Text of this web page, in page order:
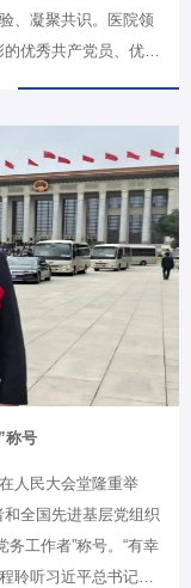
、凝聚共识。医院领
优秀共产党员、优秀
中指出，2026年是“十
化进入关键期。值此建
确政绩观学习教育。
怀与现代化深度交融
称号
人民大会堂隆重举
全国先进基层党组织
工作者”称号。“有幸
聆听习近平总书记重